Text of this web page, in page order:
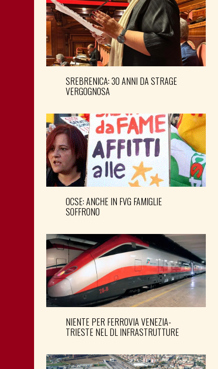
SREBRENICA: 30 ANNI DA STRAGE
VERGOGNOSA
OCSE: ANCHE IN FVG FAMIGLIE
SOFFRONO
NIENTE PER FERROVIA VENEZIA-
TRIESTE NEL DL INFRASTRUTTURE